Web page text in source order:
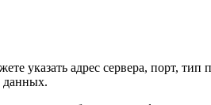
указать адрес сервера, порт,
данных.